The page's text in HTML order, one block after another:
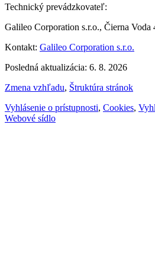
Technický prevádzkovateľ:
Galileo Corporation s.r.o., Čierna Voda
Kontakt: Galileo Corporation s.r.o.
Posledná aktualizácia: 6. 8. 2026
Zmena vzhľadu, Štruktúra stránok
Vyhlásenie o prístupnosti, Cookies,
Webové sídlo